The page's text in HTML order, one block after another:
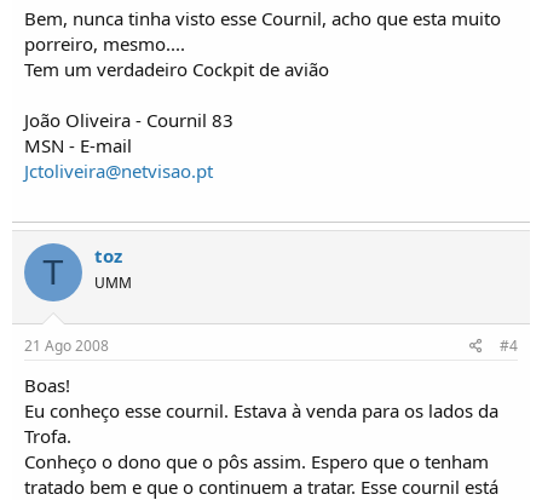
Bem, nunca tinha visto esse Cournil, acho que esta muito
porreiro, mesmo....
Tem um verdadeiro Cockpit de avião
João Oliveira - Cournil 83
MSN - E-mail
Jctoliveira@netvisao.pt
T toz
UMM
21 Ago 2008 #4
Boas!
Eu conheço esse cournil. Estava à venda para os lados da
Trofa.
Conheço o dono que o pôs assim. Espero que o tenham
tratado bem e que o continuem a tratar. Esse cournil está